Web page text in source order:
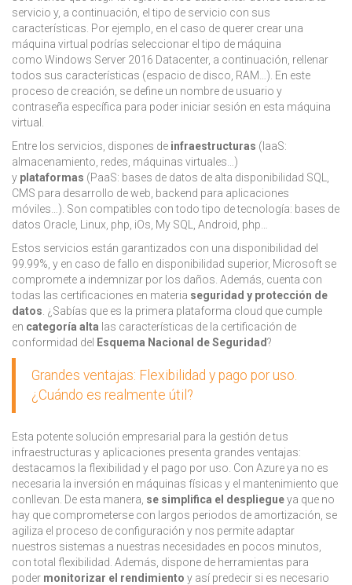
servicio y, a continuación, el tipo de servicio con sus
características. Por ejemplo, en el caso de querer crear una
máquina virtual podrías seleccionar el tipo de máquina
como Windows Server 2016 Datacenter, a continuación, rellenar
todos sus características (espacio de disco, RAM…). En este
proceso de creación, se define un nombre de usuario y
contraseña específica para poder iniciar sesión en esta máquina
virtual.
Entre los servicios, dispones de infraestructuras (IaaS:
almacenamiento, redes, máquinas virtuales…)
y plataformas (PaaS: bases de datos de alta disponibilidad SQL,
CMS para desarrollo de web, backend para aplicaciones
móviles…). Son compatibles con todo tipo de tecnología: bases de
datos Oracle, Linux, php, iOs, My SQL, Android, php…
Estos servicios están garantizados con una disponibilidad del
99.99%, y en caso de fallo en disponibilidad superior, Microsoft se
compromete a indemnizar por los daños. Además, cuenta con
todas las certificaciones en materia seguridad y protección de
datos . ¿Sabías que es la primera plataforma cloud que cumple
en categoría alta las características de la certificación de
conformidad del Esquema Nacional de Seguridad?
Grandes ventajas: Flexibilidad y pago por uso.
¿Cuándo es realmente útil?
Esta potente solución empresarial para la gestión de tus
infraestructuras y aplicaciones presenta grandes ventajas:
destacamos la flexibilidad y el pago por uso. Con Azure ya no es
necesaria la inversión en máquinas físicas y el mantenimiento que
conllevan. De esta manera, se simplifica el despliegueya que no
hay que comprometerse con largos periodos de amortización, se
agiliza el proceso de configuración y nos permite adaptar
nuestros sistemas a nuestras necesidades en pocos minutos,
con total flexibilidad. Además, dispone de herramientas para
poder monitorizar el rendimiento y así predecir si es necesario